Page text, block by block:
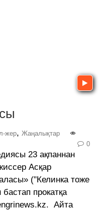
жер, Жаңалықтар
0
23 ақпаннан
Асқар
("Келинка тоже
прокатқа
Айта